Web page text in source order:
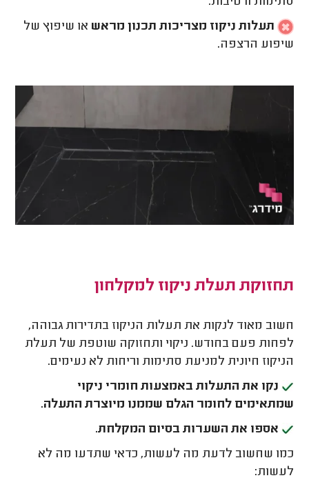
תעלות ניקוז מצריכות תכנון מראש או שיפוץ של
שיפוע הרצפה.
תחזוקת תעלת ניקוז למקלחון
חשוב מאוד לנקות את תעלות הניקוז בתדירות גבוהה,
לפחות פעם בחודש. ניקוי ותחזוקה שוטפת של תעלת
הניקוז חיונית למניעת סתימות וריחות לא נעימים.
נקו את התעלות באמצעות חומרי ניקוי
שמתאימים לחומר הגלם שממנו מיוצרת התעלה.
אספו את השערות בסיום המקלחת.
כמו שחשוב לדעת מה לעשות, כדאי שתדעו מה לא
לעשות: